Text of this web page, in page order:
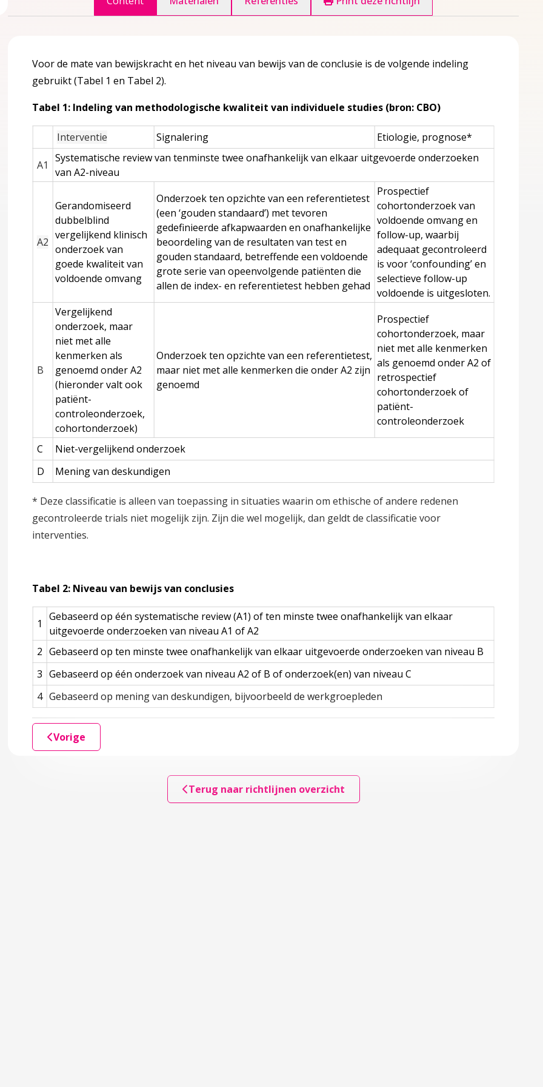
over 1 Definitie en achtergrond informatie
over 1 Definitie en achtergrond informatie
borst gaan
melkproductie
vlakke tepel
(geelzien)
en begeleiden
over 2 Preventie en begeleiden
en kunstmatige zuigelingenvoeding
Voor de mate van bewijskracht en het niveau van bewijs van de conclusie is de volgende indeling
gebruikt (Tabel 1 en Tabel 2).
Tabel 1: Indeling van methodologische kwaliteit van individuele studies (bron: CBO)
Interventie Signalering Etiologie, prognose*
A1
Systematische review van tenminste twee onafhankelijk van elkaar uitgevoerde onderzoeken
van A2-niveau
A2
Gerandomiseerd
dubbelblind
vergelijkend klinisch
onderzoek van
goede kwaliteit van
voldoende omvang
Onderzoek ten opzichte van een referentietest
(een ‘gouden standaard’) met tevoren
gedefinieerde afkapwaarden en onafhankelijke
beoordeling van de resultaten van test en
gouden standaard, betreffende een voldoende
grote serie van opeenvolgende patiënten die
allen de index- en referentietest hebben gehad
Prospectief
cohortonderzoek van
voldoende omvang en
follow-up, waarbij
adequaat gecontroleerd
is voor ‘confounding’ en
selectieve follow-up
voldoende is uitgesloten.
B
Vergelijkend
onderzoek, maar
niet met alle
kenmerken als
genoemd onder A2
(hieronder valt ook
patiënt-
controleonderzoek,
cohortonderzoek)
Onderzoek ten opzichte van een referentietest,
maar niet met alle kenmerken die onder A2 zijn
genoemd
Prospectief
cohortonderzoek, maar
niet met alle kenmerken
als genoemd onder A2 of
retrospectief
cohortonderzoek of
patiënt-
controleonderzoek
C
Niet-vergelijkend onderzoek
D
Mening van deskundigen
* Deze classificatie is alleen van toepassing in situaties waarin om ethische of andere redenen
gecontroleerde trials niet mogelijk zijn. Zijn die wel mogelijk, dan geldt de classificatie voor
interventies.
Tabel 2: Niveau van bewijs van conclusies
1
Gebaseerd op één systematische review (A1) of ten minste twee onafhankelijk van elkaar
uitgevoerde onderzoeken van niveau A1 of A2
2 Gebaseerd op ten minste twee onafhankelijk van elkaar uitgevoerde onderzoeken van niveau B
3 Gebaseerd op één onderzoek van niveau A2 of B of onderzoek(en) van niveau C
4 Gebaseerd op mening van deskundigen, bijvoorbeeld de werkgroepleden
Vorige
Terug naar richtlijnen overzicht